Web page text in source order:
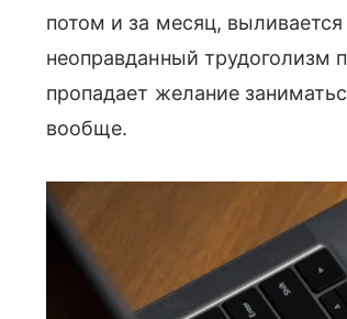
потом и за месяц,
неоправданный трудоголизм
пропадает желание
вообще.